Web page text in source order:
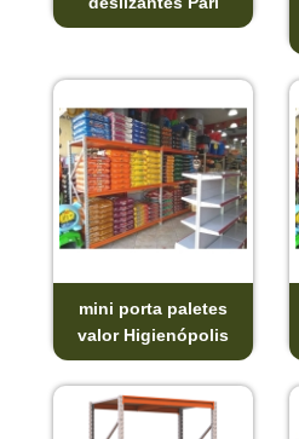
mini porta paletes
valor Higienópolis